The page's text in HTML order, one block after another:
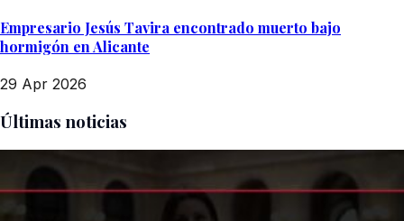
Empresario Jesús Tavira encontrado muerto bajo
hormigón en Alicante
29 Apr 2026
Últimas noticias